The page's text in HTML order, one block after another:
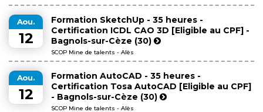
Aou.
12
Formation SketchUp - 35 heures -
Certification ICDL CAO 3D [Eligible au CPF] -
Bagnols-sur-Cèze (30)
SCOP Mine de talents - Alès
Aou.
12
Formation AutoCAD - 35 heures -
Certification Tosa AutoCAD [Eligible au CPF]
- Bagnols-sur-Cèze (30)
SCOP Mine de talents - Alès